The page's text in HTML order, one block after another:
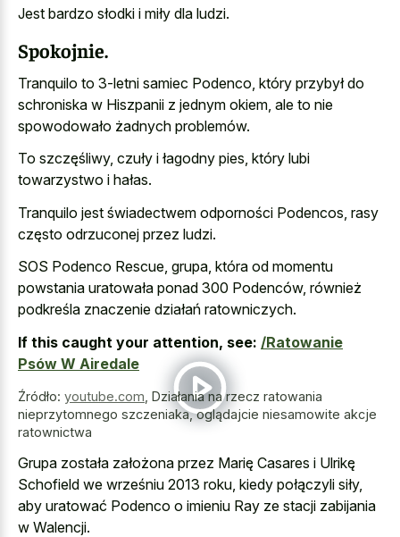
Jest bardzo słodki i miły dla ludzi.
Spokojnie.
Tranquilo to 3-letni samiec Podenco, który przybył do
schroniska w Hiszpanii z jednym okiem, ale to nie
spowodowało żadnych problemów.
To szczęśliwy, czuły i łagodny pies, który lubi
towarzystwo i hałas.
Tranquilo jest świadectwem odporności Podencos, rasy
często odrzuconej przez ludzi.
SOS Podenco Rescue, grupa, która od momentu
powstania uratowała ponad 300 Podenców, również
podkreśla znaczenie działań ratowniczych.
If this caught your attention, see: /Ratowanie
Psów W Airedale
Źródło: youtube.com Działania na rzecz ratowania
nieprzytomnego szczeniaka, oglądajcie niesamowite akcje
ratownictwa
Grupa została założona przez Marię Casares i Ulrikę
Schofield we wrześniu 2013 roku, kiedy połączyli siły,
aby uratować Podenco o imieniu Ray ze stacji zabijania
w Walencji.